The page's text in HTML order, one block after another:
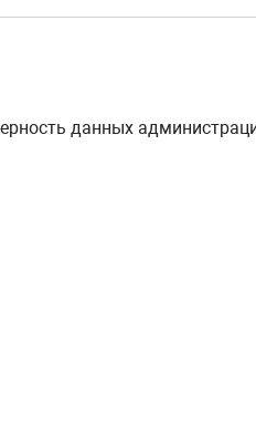
данных